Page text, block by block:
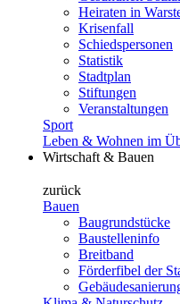
Heiraten in
Krisenfall
Schiedspersonen
Statistik
Stadtplan
Stiftungen
Veranstaltungen
Sport
Leben & Wohnen im
Wirtschaft & Bauen
zurück
Bauen
Baugrundstücke
Baustelleninfo
Breitband
Förderfibel der